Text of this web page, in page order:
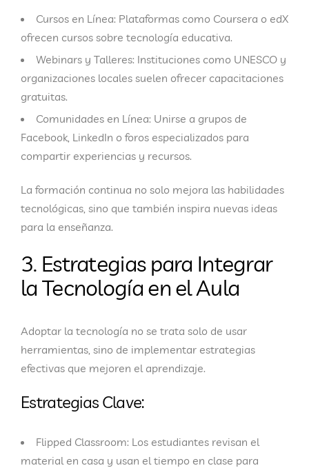
Cursos en Línea: Plataformas como Coursera o edX
ofrecen cursos sobre tecnología educativa.
Webinars y Talleres: Instituciones como UNESCO y
organizaciones locales suelen ofrecer capacitaciones
gratuitas.
Comunidades en Línea: Unirse a grupos de
Facebook, LinkedIn o foros especializados para
compartir experiencias y recursos.
La formación continua no solo mejora las habilidades
tecnológicas, sino que también inspira nuevas ideas
para la enseñanza.
3. Estrategias para Integrar
la Tecnología en el Aula
Adoptar la tecnología no se trata solo de usar
herramientas, sino de implementar estrategias
efectivas que mejoren el aprendizaje.
Estrategias Clave:
Flipped Classroom: Los estudiantes revisan el
material en casa y usan el tiempo en clase para